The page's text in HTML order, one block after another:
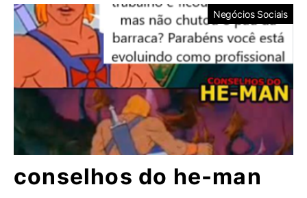
Negócios Sociais
conselhos do he-man